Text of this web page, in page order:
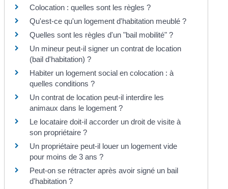
Colocation : quelles sont les règles ?
Qu'est-ce qu'un logement d'habitation meublé ?
Quelles sont les règles d'un "bail mobilité" ?
Un mineur peut-il signer un contrat de location
(bail d'habitation) ?
Habiter un logement social en colocation : à
quelles conditions ?
Un contrat de location peut-il interdire les
animaux dans le logement ?
Le locataire doit-il accorder un droit de visite à
son propriétaire ?
Un propriétaire peut-il louer un logement vide
pour moins de 3 ans ?
Peut-on se rétracter après avoir signé un bail
d'habitation ?